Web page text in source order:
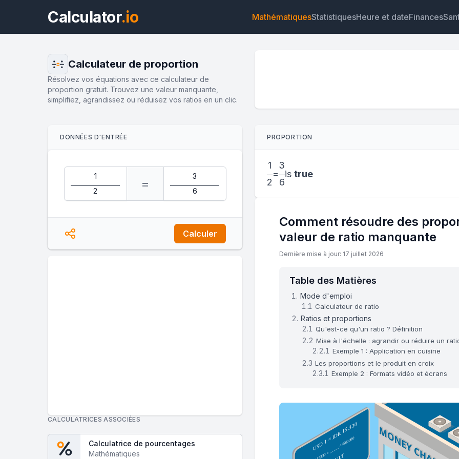
Calculator.io MathématiquesStatistiquesHeure et dateFinances
Calculateur de proportion
Résolvez vos équations avec ce calculateur de
proportion gratuit. Trouvez une valeur manquante,
simplifiez, agrandissez ou réduisez vos ratios en un clic.
DONNÉES D'ENTRÉE
=
Calculer
CALCULATRICES ASSOCIÉES
Calculatrice de pourcentages
Mathématiques
PROPORTION
1
2
=
3
6
is true
Comment résoudre des
valeur de ratio manquante
Dernière mise à jour: 17 juillet 2026
Table des Matières
Mode d'emploi
Calculateur de ratio
Ratios et proportions
Qu'est-ce qu'un ratio ? Définition
Mise à l'échelle : agrandir ou réduire un
Exemple 1 : Application en cuisine
Les proportions et le produit en croix
Exemple 2 : Formats vidéo et écrans